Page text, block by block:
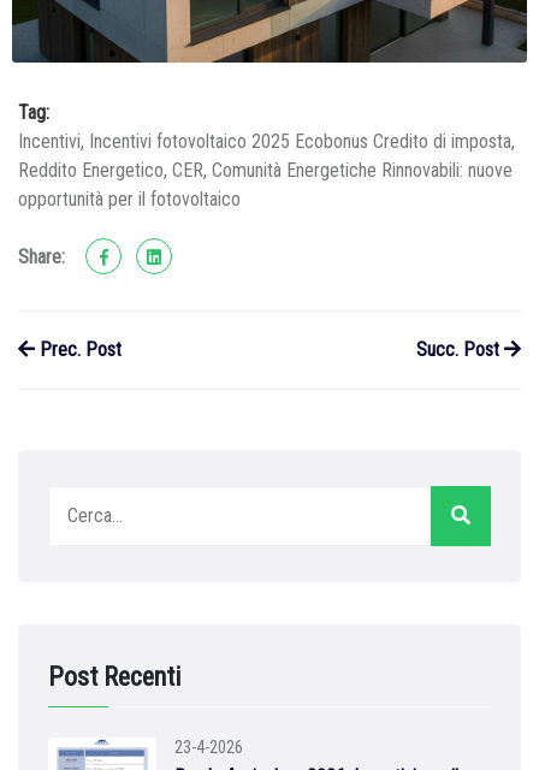
Tag:
Incentivi, Incentivi fotovoltaico 2025 Ecobonus Credito di imposta,
Reddito Energetico, CER, Comunità Energetiche Rinnovabili: nuove
opportunità per il fotovoltaico
Share:
Prec. Post Succ. Post
Post Recenti
23-4-2026